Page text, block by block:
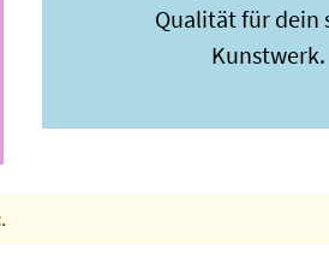
Qualität für dein
Kunstwerk.
.